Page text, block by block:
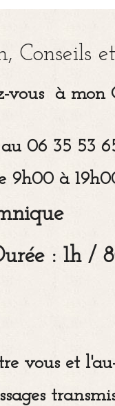
Conseils
vous à
06 35 53
9h00 à
: 1h /
vous et